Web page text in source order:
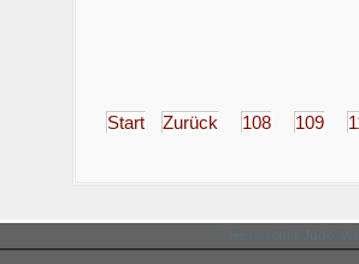
Start Zurück 108 109